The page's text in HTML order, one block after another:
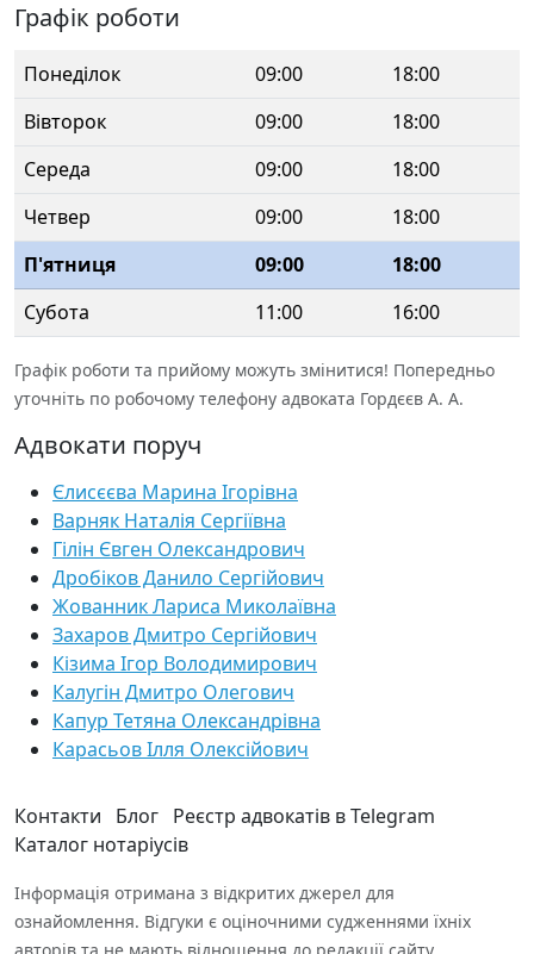
Графік роботи
Понеділок 09:00
18:00
Вівторок
09:00
18:00
Середа
09:00
18:00
Четвер
09:00
18:00
П'ятниця
09:00
18:00
Субота
11:00 16:00
Графік роботи та прийому можуть змінитися! Попередньо
уточніть по робочому телефону адвоката Гордєєв А. А.
Адвокати поруч
Єлисєєва Марина Ігорівна
Варняк Наталія Сергіївна
Гілін Євген Олександрович
Дробіков Данило Сергійович
Жованник Лариса Миколаївна
Захаров Дмитро Сергійович
Кізима Ігор Володимирович
Калугін Дмитро Олегович
Капур Тетяна Олександрівна
Карасьов Ілля Олексійович
Контакти Блог Реєстр адвокатів в Telegram
Каталог нотаріусів
Інформація отримана з відкритих джерел для
ознайомлення. Відгуки є оціночними судженнями їхніх